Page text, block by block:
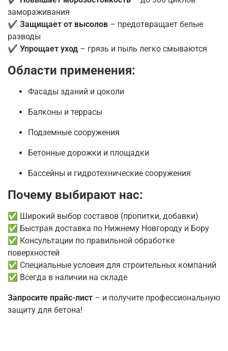
замораживания
✔ Защищает от высолов – предотвращает белые
разводы
✔ Упрощает уход – грязь и пыль легко смываются
Области применения:
Фасады зданий и цоколи
Балконы и террасы
Подземные сооружения
Бетонные дорожки и площадки
Бассейны и гидротехнические сооружения
Почему выбирают нас:
✅ Широкий выбор составов (пропитки, добавки)
✅ Быстрая доставка по Нижнему Новгороду и Бору
✅ Консультации по правильной обработке
поверхностей
✅ Специальные условия для строительных компаний
✅ Всегда в наличии на складе
Запросите прайс-лист – и получите профессиональную
защиту для бетона!